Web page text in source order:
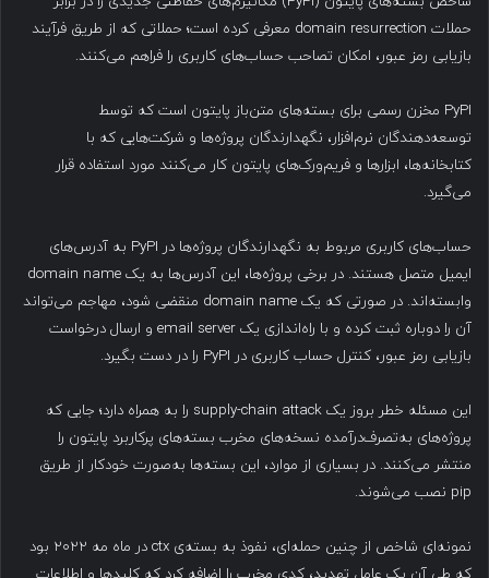
حملات domain resurrection معرفی کرده است؛ حملاتی که از طریق فرآیند
بازیابی رمز عبور، امکان تصاحب حساب‌های کاربری را فراهم می‌کنند.
PyPI مخزن رسمی برای بسته‌های متن‌باز پایتون است که توسط
توسعه‌دهندگان نرم‌افزار، نگهدارندگان پروژه‌ها و شرکت‌هایی که با
کتابخانه‌ها، ابزارها و فریم‌ورک‌های پایتون کار می‌کنند مورد استفاده قرار
می‌گیرد.
حساب‌های کاربری مربوط به نگهدارندگان پروژه‌ها در PyPI به آدرس‌های
ایمیل متصل هستند. در برخی پروژه‌ها، این آدرس‌ها به یک domain name
وابسته‌اند. در صورتی که یک domain name منقضی شود، مهاجم می‌تواند
آن را دوباره ثبت کرده و با راه‌اندازی یک email server و ارسال درخواست
بازیابی رمز عبور، کنترل حساب کاربری در PyPI را در دست بگیرد.
این مسئله خطر بروز یک supply-chain attack را به همراه دارد؛ جایی که
پروژه‌های به‌تصرف‌درآمده نسخه‌های مخرب بسته‌های پرکاربرد پایتون را
منتشر می‌کنند. در بسیاری از موارد، این بسته‌ها به‌صورت خودکار از طریق
pip نصب می‌شوند.
نمونه‌ای شاخص از چنین حمله‌ای، نفوذ به بسته‌ی ctx در ماه مه ۲۰۲۲ بود